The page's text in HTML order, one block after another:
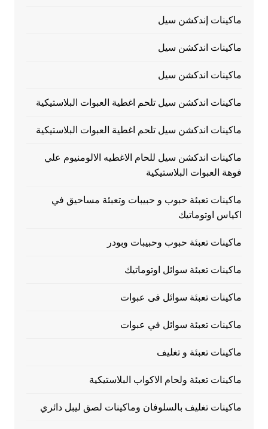
ماكينات إندكشن سيل
ماكينات اندكشن سيل
ماكينات اندكشن سيل
ماكينات اندكشن سيل تلحم اغطية العبوات البلاستيكية
ماكينات اندكشن سيل تلحم اغطية العبوات البلاستيكية
ماكينات اندكشن سيل للحام الاغطيه الالومنيوم علي
فوهة العبوات البلاستيكية
ماكينات تعبئة حبوب و حبيبات وتعبئة مساحيق في
اكياس اوتوماتيك
ماكينات تعبئة حبوب وحبيبات وبودر
ماكينات تعبئة سوائل اوتوماتيك
ماكينات تعبئة سوائل فى عبوات
ماكينات تعبئة سوائل في عبوات
ماكينات تعبئة و تغليف
ماكينات تعبئة ولحام الاكواب البلاستيكية
ماكينات تغليف بالسلوفان وماكينات لصق ليبل دائري